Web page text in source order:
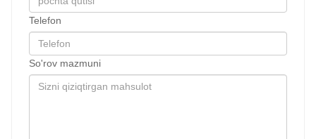
Telefon
So'rov mazmuni